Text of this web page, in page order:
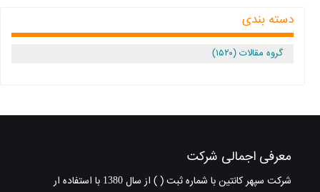
دسته بندی
گروه مقالات (۱۵۲۰)
معرفی اجمالی شرکت
شرکت سپهر کانتین با شماره ثبت ( ) از سال 1380 با استفاده ار